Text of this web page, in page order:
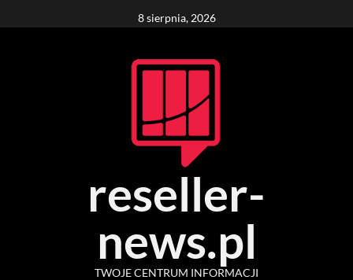
to
8 sierpnia, 2026
reseller-
news.pl
TWOJE CENTRUM INFORMACJI